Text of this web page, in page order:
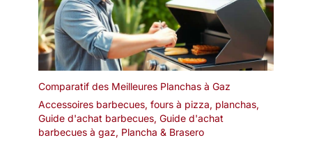
Comparatif des Meilleures Planchas à Gaz
Accessoires barbecues, fours à pizza, planchas,
Guide d'achat barbecues, Guide d'achat
barbecues à gaz, Plancha & Brasero